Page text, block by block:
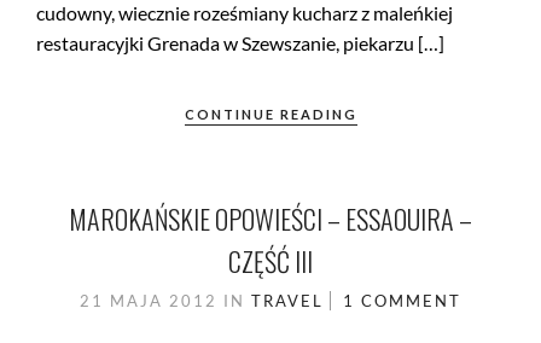
cudowny, wiecznie roześmiany kucharz z maleńkiej
restauracyjki Grenada w Szewszanie, piekarzu […]
CONTINUE READING
MAROKAŃSKIE OPOWIEŚCI – ESSAOUIRA –
CZĘŚĆ III
21 MAJA 2012 IN TRAVEL 1 COMMENT